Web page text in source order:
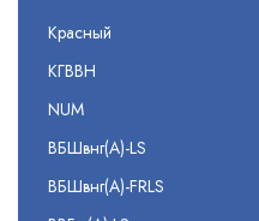
Красный
КГВВН
NUM
ВБШвнг(А)-LS
ВБШвнг(А)-FRLS